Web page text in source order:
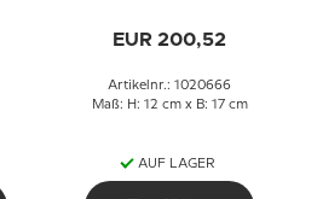
666
EUR 200,52
Artikelnr.: 1020666
Maß: H: 12 cm x B: 17 cm
AUF LAGER